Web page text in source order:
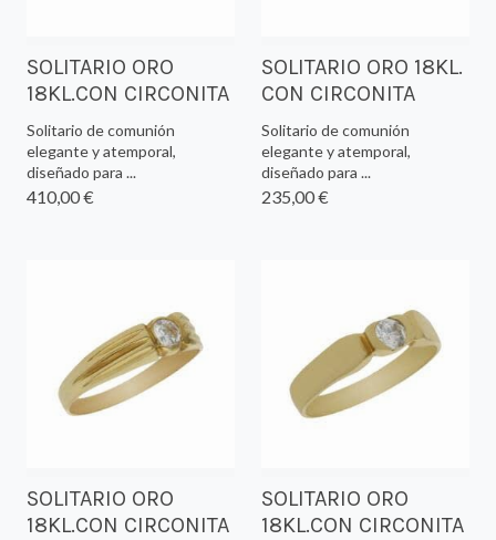
SOLITARIO ORO
18KL.CON CIRCONITA
Solitario de comunión
elegante y atemporal,
diseñado para ...
410,00 €
SOLITARIO ORO 18KL.
CON CIRCONITA
Solitario de comunión
elegante y atemporal,
diseñado para ...
235,00 €
SOLITARIO ORO
18KL.CON CIRCONITA
SOLITARIO ORO
18KL.CON CIRCONITA